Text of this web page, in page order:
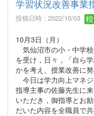
学習状況改善事
投稿日時 : 2022/10/03
10月3日（月）
気仙沼市の小・中学
を受け，日々，「自ら
かを考え、授業改善に努
今日は学力向上マネ
指導主事の佐藤先生に
いただき，御指導とお
だいた内容を全職員で